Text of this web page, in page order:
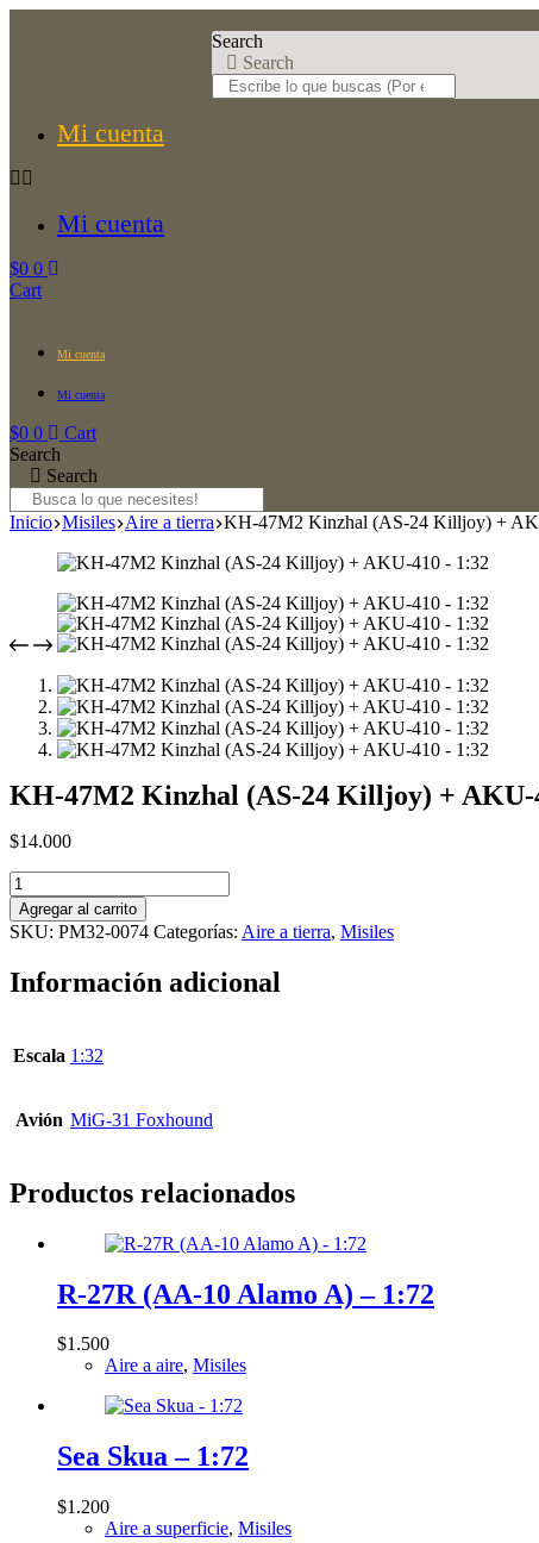
Search
Search
Mi cuenta
Mi cuenta
$0 0
Cart
Mi cuenta
Mi cuenta
$0 0
Cart
Search
Search
Inicio Misiles Aire a tierra KH-47M2 Kinzhal (AS-24 Killjoy) +
KH-47M2 Kinzhal (AS-24 Killjoy) + AKU-
$14.000
KH-
47M2
Kinzhal
(AS-
Killjoy)
410
cantidad
Agregar al carrito
SKU: PM32-0074 Categorías: Aire a tierra, Misiles
Información adicional
Escala 1:32
Avión MiG-31 Foxhound
Productos relacionados
R-27R (AA-10 Alamo A) – 1:72
$1.500
Aire a aire, Misiles
Sea Skua – 1:72
$1.200
Aire a superficie, Misiles